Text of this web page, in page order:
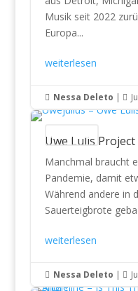
Musik seit 2022
Europa...
weiterlesen
 Nessa Deleto | 
CD Reviews
Uwe Lulis
Manchmal braucht
Pandemie, damit
Während andere in
Sauerteigbrote
weiterlesen
 Nessa Deleto | 